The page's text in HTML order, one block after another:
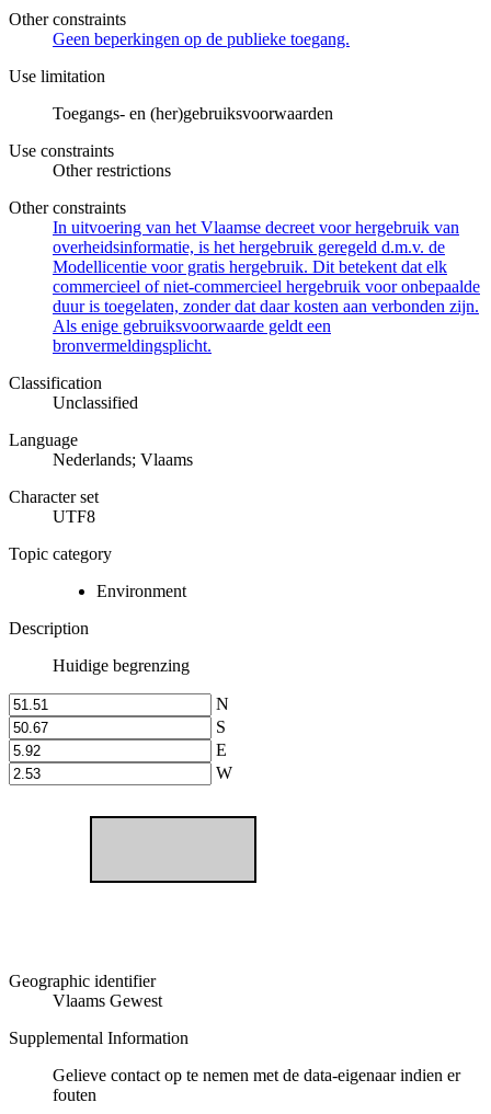
Other constraints
Geen beperkingen op de publieke toegang.
Use limitation
Toegangs- en (her)gebruiksvoorwaarden
Use constraints
Other restrictions
Other constraints
In uitvoering van het Vlaamse decreet voor hergebruik van
overheidsinformatie, is het hergebruik geregeld d.m.v. de
Modellicentie voor gratis hergebruik. Dit betekent dat elk
commercieel of niet-commercieel hergebruik voor onbepaalde
duur is toegelaten, zonder dat daar kosten aan verbonden zijn.
Als enige gebruiksvoorwaarde geldt een
bronvermeldingsplicht.
Classification
Unclassified
Language
Nederlands; Vlaams
Character set
UTF8
Topic category
Environment
Description
Huidige begrenzing
N
S
E
W
Geographic identifier
Vlaams Gewest
Supplemental Information
Gelieve contact op te nemen met de data-eigenaar indien er
fouten